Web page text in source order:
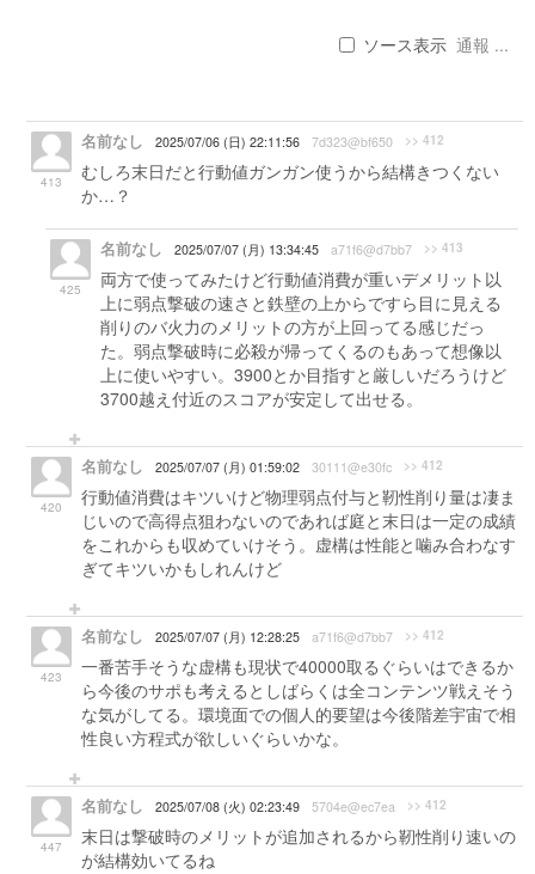
ソース表示 通報 ...
413
名前なし 2025/07/06 (日) 22:11:56 7d323@bf650 >> 412
むしろ末日だと行動値ガンガン使うから結構きつくない
か…？
425
名前なし 2025/07/07 (月) 13:34:45 a71f6@d7bb7 >> 413
両方で使ってみたけど行動値消費が重いデメリット以
上に弱点撃破の速さと鉄壁の上からですら目に見える
削りのバ火力のメリットの方が上回ってる感じだっ
た。弱点撃破時に必殺が帰ってくるのもあって想像以
上に使いやすい。3900とか目指すと厳しいだろうけど
3700越え付近のスコアが安定して出せる。
420
名前なし 2025/07/07 (月) 01:59:02 30111@e30fc >> 412
行動値消費はキツいけど物理弱点付与と靭性削り量は凄ま
じいので高得点狙わないのであれば庭と末日は一定の成績
をこれからも収めていけそう。虚構は性能と噛み合わなす
ぎてキツいかもしれんけど
423
名前なし 2025/07/07 (月) 12:28:25 a71f6@d7bb7 >> 412
一番苦手そうな虚構も現状で40000取るぐらいはできるか
ら今後のサポも考えるとしばらくは全コンテンツ戦えそう
な気がしてる。環境面での個人的要望は今後階差宇宙で相
性良い方程式が欲しいぐらいかな。
447
名前なし 2025/07/08 (火) 02:23:49 5704e@ec7ea >> 412
末日は撃破時のメリットが追加されるから靭性削り速いの
が結構効いてるね